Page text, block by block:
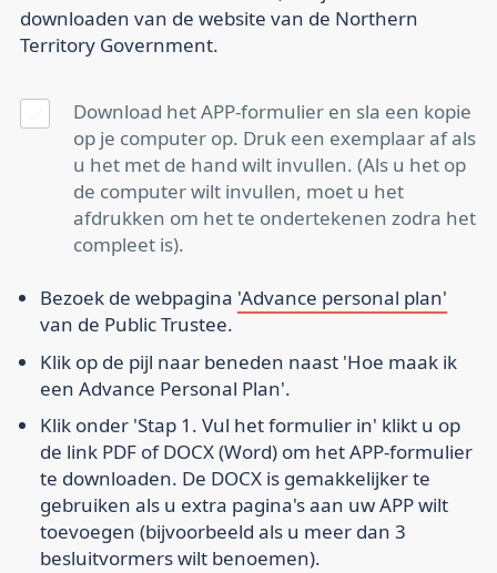
downloaden van de website van de Northern
Territory Government.
Download het APP-formulier en sla een kopie
op je computer op. Druk een exemplaar af als
u het met de hand wilt invullen. (Als u het op
de computer wilt invullen, moet u het
afdrukken om het te ondertekenen zodra het
compleet is).
Bezoek de webpagina 'Advance personal plan'
van de Public Trustee.
Klik op de pijl naar beneden naast 'Hoe maak ik
een Advance Personal Plan'.
Klik onder 'Stap 1. Vul het formulier in' klikt u op
de link PDF of DOCX (Word) om het APP-formulier
te downloaden. De DOCX is gemakkelijker te
gebruiken als u extra pagina's aan uw APP wilt
toevoegen (bijvoorbeeld als u meer dan 3
besluitvormers wilt benoemen).